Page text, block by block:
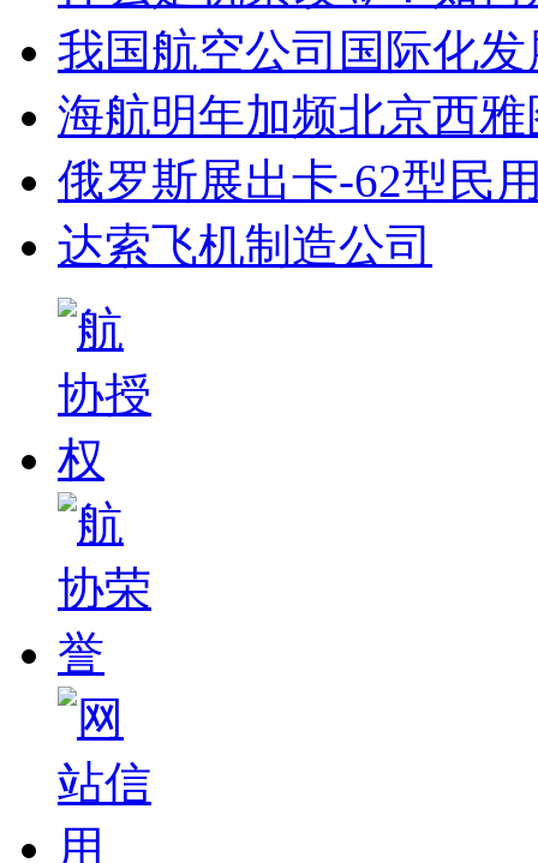
我国航空公司国际化
海航明年加频北京西
俄罗斯展出卡-62型民
达索飞机制造公司